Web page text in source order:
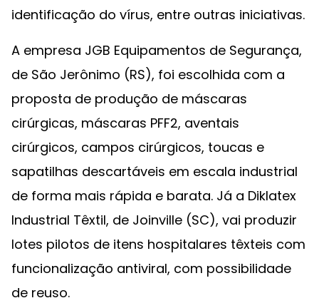
identificação do vírus, entre outras iniciativas.
A empresa JGB Equipamentos de Segurança,
de São Jerônimo (RS), foi escolhida com a
proposta de produção de máscaras
cirúrgicas, máscaras PFF2, aventais
cirúrgicos, campos cirúrgicos, toucas e
sapatilhas descartáveis em escala industrial
de forma mais rápida e barata. Já a Diklatex
Industrial Têxtil, de Joinville (SC), vai produzir
lotes pilotos de itens hospitalares têxteis com
funcionalização antiviral, com possibilidade
de reuso.